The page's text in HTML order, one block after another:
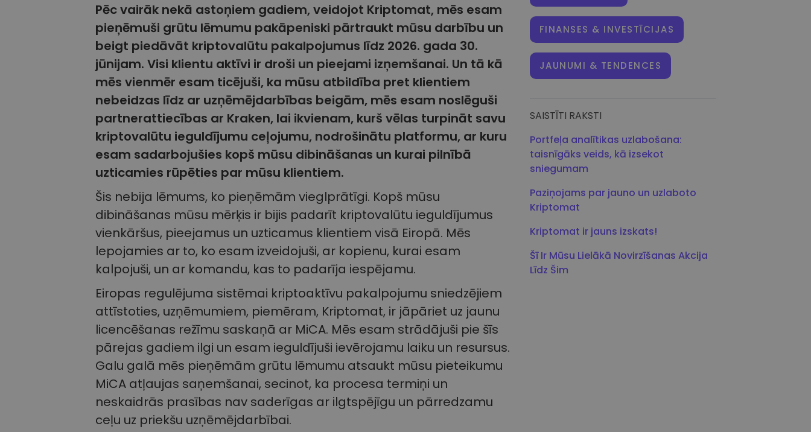
Pēc vairāk nekā astoņiem gadiem, veidojot Kriptomat, mēs esam
pieņēmuši grūtu lēmumu pakāpeniski pārtraukt mūsu darbību un
beigt piedāvāt kriptovalūtu pakalpojumus līdz 2026. gada 30.
jūnijam. Visi klientu aktīvi ir droši un pieejami izņemšanai. Un tā kā
mēs vienmēr esam ticējuši, ka mūsu atbildība pret klientiem
nebeidzas līdz ar uzņēmējdarbības beigām, mēs esam noslēguši
partnerattiecības ar Kraken, lai ikvienam, kurš vēlas turpināt savu
kriptovalūtu ieguldījumu ceļojumu, nodrošinātu platformu, ar kuru
esam sadarbojušies kopš mūsu dibināšanas un kurai pilnībā
uzticamies rūpēties par mūsu klientiem.
Šis nebija lēmums, ko pieņēmām vieglprātīgi. Kopš mūsu
dibināšanas mūsu mērķis ir bijis padarīt kriptovalūtu ieguldījumus
vienkāršus, pieejamus un uzticamus klientiem visā Eiropā. Mēs
lepojamies ar to, ko esam izveidojuši, ar kopienu, kurai esam
kalpojuši, un ar komandu, kas to padarīja iespējamu.
Eiropas regulējuma sistēmai kriptoaktīvu pakalpojumu sniedzējiem
attīstoties, uzņēmumiem, piemēram, Kriptomat, ir jāpāriet uz jaunu
licencēšanas režīmu saskaņā ar MiCA. Mēs esam strādājuši pie šīs
pārejas gadiem ilgi un esam ieguldījuši ievērojamu laiku un resursus.
Galu galā mēs pieņēmām grūtu lēmumu atsaukt mūsu pieteikumu
MiCA atļaujas saņemšanai, secinot, ka procesa termiņi un
neskaidrās prasības nav saderīgas ar ilgtspējīgu un pārredzamu
ceļu uz priekšu uzņēmējdarbībai.
FINANSES & INVESTĪCIJAS
JAUNUMI & TENDENCES
SAISTĪTI RAKSTI
Portfeļa analītikas uzlabošana:
taisnīgāks veids, kā izsekot
sniegumam
Paziņojams par jauno un uzlaboto
Kriptomat
Kriptomat ir jauns izskats!
Šī Ir Mūsu Lielākā Novirzīšanas Akcija
Līdz Šim